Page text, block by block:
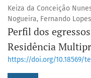
Keiza da Conceição
Nogueira, Fernando
Perfil dos
Residência
https://doi.org/10.18569/